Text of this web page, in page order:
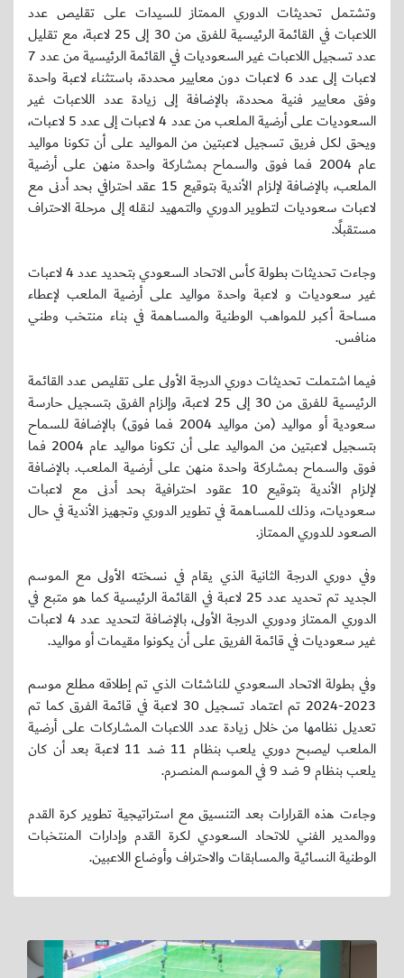
وتشتمل تحديثات الدوري الممتاز للسيدات على تقليص عدد
اللاعبات في القائمة الرئيسية للفرق من 30 إلى 25 لاعبة، مع تقليل
عدد تسجيل اللاعبات غير السعوديات في القائمة الرئيسية من عدد 7
لاعبات إلى عدد 6 لاعبات دون معايير محددة، باستثناء لاعبة واحدة
وفق معايير فنية محددة، بالإضافة إلى زيادة عدد اللاعبات غير
السعوديات على أرضية الملعب من عدد 4 لاعبات إلى عدد 5 لاعبات،
ويحق لكل فريق تسجيل لاعبتين من المواليد على أن تكونا مواليد
عام 2004 فما فوق والسماح بمشاركة واحدة منهن على أرضية
الملعب، بالإضافة لإلزام الأندية بتوقيع 15 عقد احترافي بحد أدنى مع
لاعبات سعوديات لتطوير الدوري والتمهيد لنقله إلى مرحلة الاحتراف
مستقبلًا.
وجاءت تحديثات بطولة كأس الاتحاد السعودي بتحديد عدد 4 لاعبات
غير سعوديات و لاعبة واحدة مواليد على أرضية الملعب لإعطاء
مساحة أكبر للمواهب الوطنية والمساهمة في بناء منتخب وطني
منافس.
فيما اشتملت تحديثات دوري الدرجة الأولى على تقليص عدد القائمة
الرئيسية للفرق من 30 إلى 25 لاعبة، وإلزام الفرق بتسجيل حارسة
سعودية أو مواليد (من مواليد 2004 فما فوق) بالإضافة للسماح
بتسجيل لاعبتين من المواليد على أن تكونا مواليد عام 2004 فما
فوق والسماح بمشاركة واحدة منهن على أرضية الملعب. بالإضافة
لإلزام الأندية بتوقيع 10 عقود احترافية بحد أدنى مع لاعبات
سعوديات، وذلك للمساهمة في تطوير الدوري وتجهيز الأندية في حال
الصعود للدوري الممتاز.
وفي دوري الدرجة الثانية الذي يقام في نسخته الأولى مع الموسم
الجديد تم تحديد عدد 25 لاعبة في القائمة الرئيسية كما هو متبع في
الدوري الممتاز ودوري الدرجة الأولى، بالإضافة لتحديد عدد 4 لاعبات
غير سعوديات في قائمة الفريق على أن يكونوا مقيمات أو مواليد.
وفي بطولة الاتحاد السعودي للناشئات الذي تم إطلاقه مطلع موسم
2023-2024 تم اعتماد تسجيل 30 لاعبة في قائمة الفرق كما تم
تعديل نظامها من خلال زيادة عدد اللاعبات المشاركات على أرضية
الملعب ليصبح دوري يلعب بنظام 11 ضد 11 لاعبة بعد أن كان
يلعب بنظام 9 ضد 9 في الموسم المنصرم.
وجاءت هذه القرارات بعد التنسيق مع استراتيجية تطوير كرة القدم
ووالمدير الفني للاتحاد السعودي لكرة القدم وإدارات المنتخبات
الوطنية النسائية والمسابقات والاحتراف وأوضاع اللاعبين.